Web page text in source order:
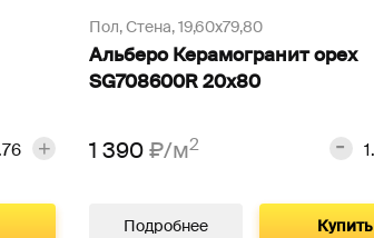
Пол, Стена,19,60х79,80
Альберо Керамогранит орех
SG708600R 20х80
1 390₽/м2
Подробнее Купить